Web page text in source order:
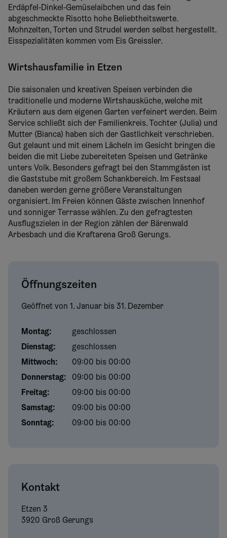
Erdäpfel-Dinkel-Gemüselaibchen und das fein
abgeschmeckte Risotto hohe Beliebtheitswerte.
Mohnzelten, Torten und Strudel werden selbst hergestellt.
Eisspezialitäten kommen vom Eis Greissler.
Wirtshausfamilie in Etzen
Die saisonalen und kreativen Speisen verbinden die
traditionelle und moderne Wirtshausküche, welche mit
Kräutern aus dem eigenen Garten verfeinert werden. Beim
Service schließt sich der Familienkreis. Tochter (Julia) und
Mutter (Bianca) haben sich der Gastlichkeit verschrieben.
Gut gelaunt und mit einem Lächeln im Gesicht bringen die
beiden die mit Liebe zubereiteten Speisen und Getränke
unters Volk. Besonders gefragt bei den Stammgästen ist
die Gaststube mit großem Schankbereich. Im Festsaal
daneben werden gerne größere Veranstaltungen
organisiert. Im Freien können Gäste zwischen Innenhof
und sonniger Terrasse wählen. Zu den gefragtesten
Ausflugszielen in der Region zählen der Bärenwald
Arbesbach und die Kraftarena Groß Gerungs.
Öffnungszeiten
Geöffnet von 1. Januarbis 31. Dezember
Montag:
geschlossen
Dienstag:
geschlossen
Mittwoch:
09:00 bis 00:00
Donnerstag:
09:00 bis 00:00
Freitag:
09:00 bis 00:00
Samstag:
09:00 bis 00:00
Sonntag: 09:00 bis 00:00
Kontakt
Etzen 3
3920 Groß Gerungs